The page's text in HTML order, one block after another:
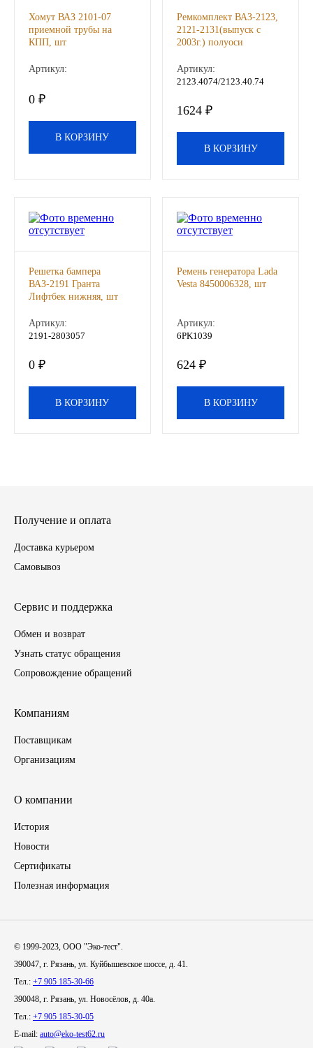
АПП
ЕПК
Другие бренды подшипников
Тормозные жидкости
Специальные жидкости
CHEVRON
Автозапчасти
ЗИЛ
КАМАЗ
Иномарки
КРАЗ
ММЗ
ЛИАЗ
УАЗ
УРАЛ
Фильтры
Хомут ВАЗ 2101-07
приемной трубы на
КПП, шт
Артикул:
0 ₽
В КОРЗИНУ
Ремкомплект ВАЗ-2123,
2121-2131(выпуск с
2003г.) полуоси
Артикул:
2123.4074/2123.40.74
1624 ₽
В КОРЗИНУ
Решетка бампера
ВАЗ-2191 Гранта
Лифтбек нижняя, шт
Артикул:
2191-2803057
0 ₽
В КОРЗИНУ
Ремень генератора Lada
Vesta 8450006328, шт
Артикул:
6PK1039
624 ₽
В КОРЗИНУ
Получение и оплата
Доставка курьером
Самовывоз
Сервис и поддержка
Обмен и возврат
Узнать статус обращения
Сопровождение обращений
Компаниям
Поставщикам
Организациям
О компании
История
Новости
Сертификаты
Полезная информация
© 1999-2023, ООО "Эко-тест".
390047, г. Рязань, ул. Куйбышевское шоссе, д. 41.
Тел.: +7 905 185-30-66
390048, г. Рязань, ул. Новосёлов, д. 40а.
Тел.: +7 905 185-30-05
E-mail: auto@eko-test62.ru